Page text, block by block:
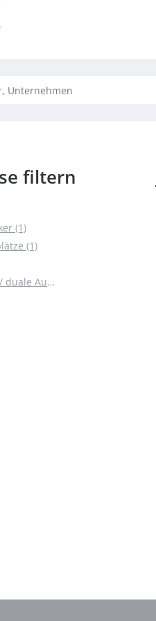
filtern
(1)
(1)
Weiterbildung / Studium / duale Ausbildung (1)